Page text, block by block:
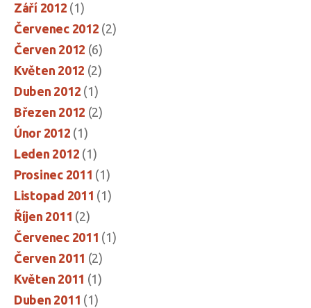
Září 2012 (1)
Červenec 2012 (2)
Červen 2012 (6)
Květen 2012 (2)
Duben 2012 (1)
Březen 2012 (2)
Únor 2012 (1)
Leden 2012 (1)
Prosinec 2011 (1)
Listopad 2011 (1)
Říjen 2011 (2)
Červenec 2011 (1)
Červen 2011 (2)
Květen 2011 (1)
Duben 2011 (1)